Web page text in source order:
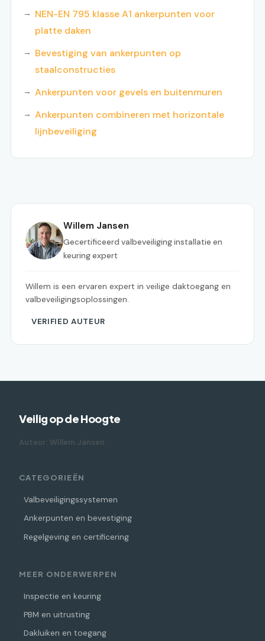
NEN-EN 795 klasse A1 ankerpunten voor
platte daken
Bevestiging van ankerpunten op
staalconstructies
Ankerpunten voor gevels en buitenmuren
Ankerpunten combineren met horizontale
lijnbeveiliging
Willem Jansen
Gecertificeerd valbeveiliging installatie en
keuring expert
Willem is een ervaren expert in veilige daktoegang en
valbeveiligingsoplossingen.
VERIFIED AUTEUR
Veilig op de Hoogte
Auteur: Willem Jansen
CATEGORIEËN
Valbeveiligingssystemen
Ankerpunten en bevestiging
Regelgeving en certificering
MEER ONDERWERPEN
Inspectie en keuring
PBM en uitrusting
Dakluiken en toegang